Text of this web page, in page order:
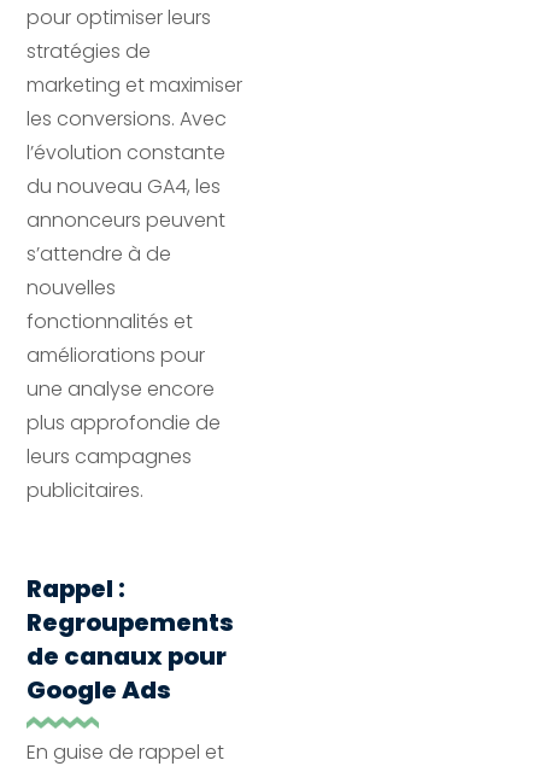
pour optimiser leurs
stratégies de
marketing et maximiser
les conversions. Avec
l’évolution constante
du nouveau GA4, les
annonceurs peuvent
s’attendre à de
nouvelles
fonctionnalités et
améliorations pour
une analyse encore
plus approfondie de
leurs campagnes
publicitaires.
Rappel :
Regroupements
de canaux pour
Google Ads
En guise de rappel et